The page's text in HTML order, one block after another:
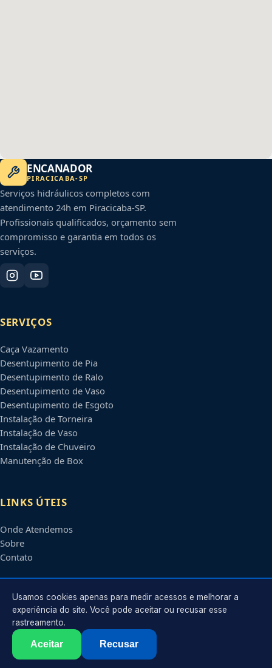
ENCANADOR
PIRACICABA-SP
Serviços hidráulicos completos com
atendimento 24h em Piracicaba-SP.
Profissionais qualificados, orçamento sem
compromisso e garantia em todos os
serviços.
SERVIÇOS
Caça Vazamento
Desentupimento de Pia
Desentupimento de Ralo
Desentupimento de Vaso
Desentupimento de Esgoto
Instalação de Torneira
Instalação de Vaso
Instalação de Chuveiro
Manutenção de Box
LINKS ÚTEIS
Onde Atendemos
Sobre
Contato
CONTATO
Atendimento em
contato@encanadorempiracicaba.com.br
2026 Encanador emPiracicaba
. Todos os direitos reservados.
Usamos cookies apenas para medir acessos e melhorar a
experiência do site. Você pode aceitar ou recusar esse
rastreamento.
Aceitar Recusar